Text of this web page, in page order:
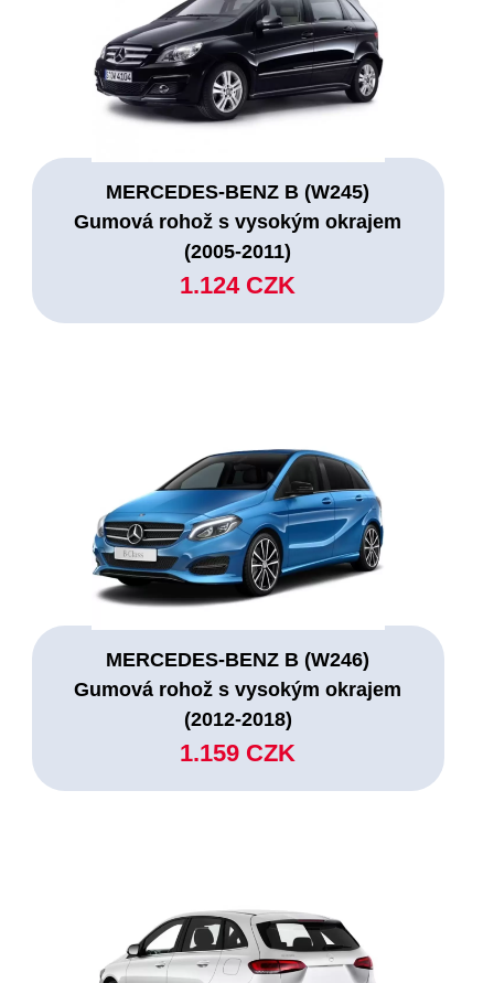
MERCEDES-BENZ B (W245)
Gumová rohož s vysokým okrajem
(2005-2011)
1.124 CZK
MERCEDES-BENZ B (W246)
Gumová rohož s vysokým okrajem
(2012-2018)
1.159 CZK